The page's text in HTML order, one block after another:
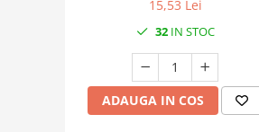
15,53 Lei
32IN STOC
ADAUGA IN COS